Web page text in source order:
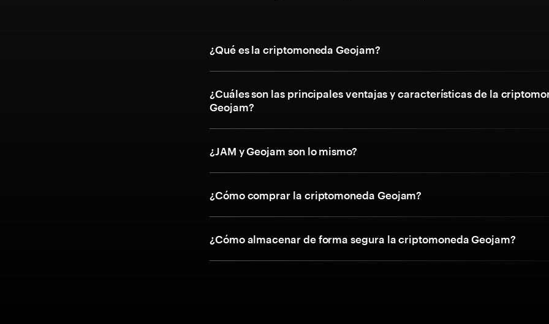
¿Qué es la criptomoneda Geojam?
¿Cuáles son las principales ventajas y características de la
Geojam?
¿JAM y Geojam son lo mismo?
¿Cómo comprar la criptomoneda Geojam?
¿Cómo almacenar de forma segura la criptomoneda Geojam?